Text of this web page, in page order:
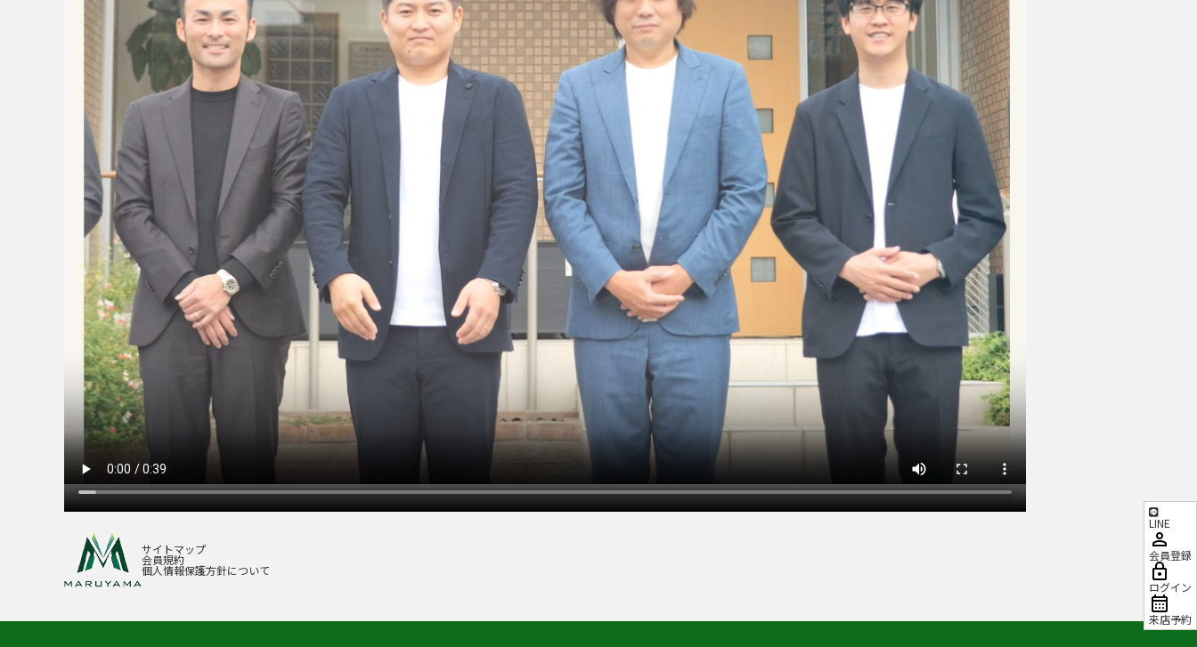
サイトマップ
会員規約
個人情報保護方針について
LINE
会員登録
ログイン
来店予約